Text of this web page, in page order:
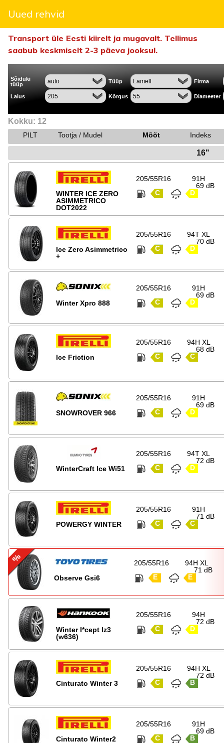
Uued rehvid
Transport üle Eesti kiirelt ja mugavalt. Tellimus
saabub keskmiselt 2-3 päeva jooksul.